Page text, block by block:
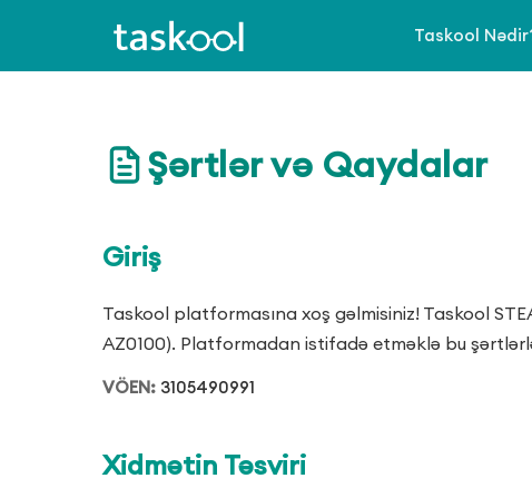
Taskool
Şərtlər və Qaydalar
Giriş
Taskool platformasına xoş gəlmisiniz! Taskool
AZ0100). Platformadan istifadə etməklə bu
VÖEN: 3105490991
Xidmətin Təsviri